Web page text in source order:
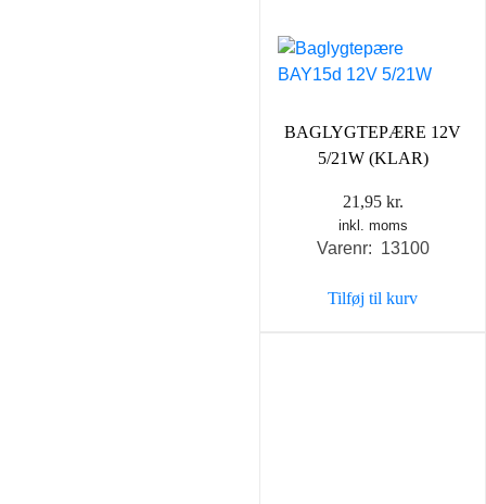
BAGLYGTEPÆRE 12V
5/21W (KLAR)
21,95 kr.
inkl. moms
Varenr: 13100
Tilføj til kurv